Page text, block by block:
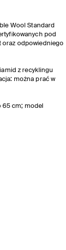
Wool Standard
pod
oraz odpowiedniego
z recyklingu
można prać w
65 cm; model